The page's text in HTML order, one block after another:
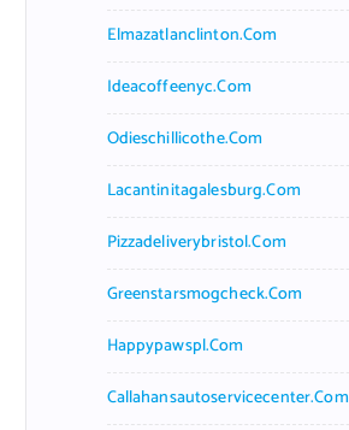
Elmazatlanclinton.com
Ideacoffeenyc.com
Odieschillicothe.com
Lacantinitagalesburg.com
Pizzadeliverybristol.com
Greenstarsmogcheck.com
Happypawspl.com
Callahansautoservicecenter.com